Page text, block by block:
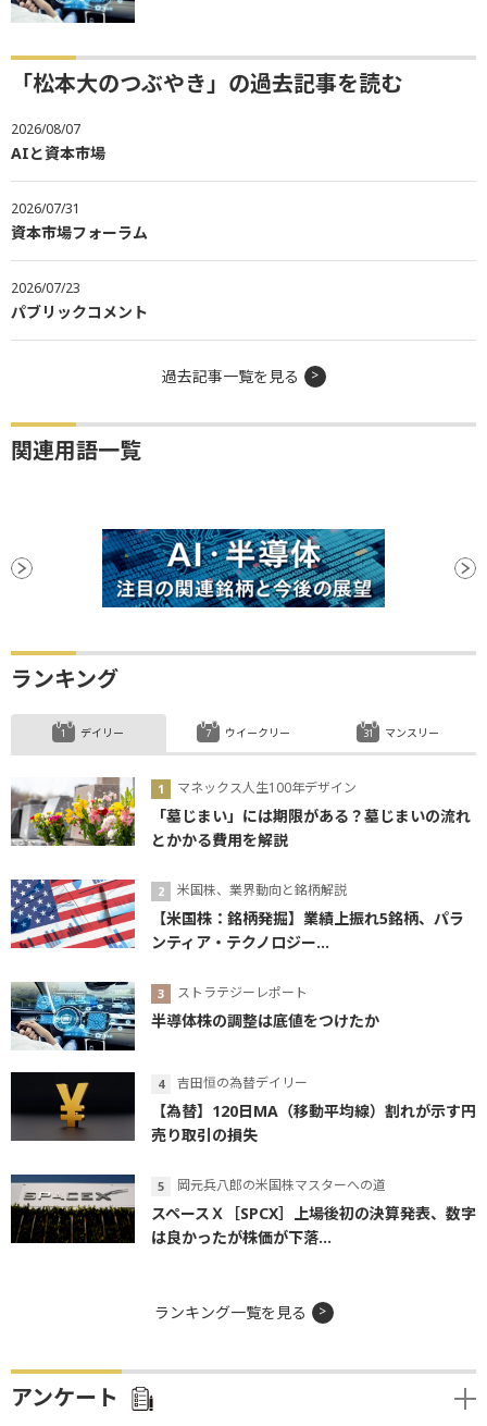
「松本大のつぶやき」の過去記事を読む
2026/08/07
AIと資本市場
2026/07/31
資本市場フォーラム
2026/07/23
パブリックコメント
過去記事一覧を見る
関連用語一覧
ランキング
デイリー
マネックス人生100年デザイン
「墓じまい」には期限がある？墓じまいの流れ
とかかる費用を解説
米国株、業界動向と銘柄解説
【米国株：銘柄発掘】業績上振れ5銘柄、パラ
ンティア・テクノロジー...
ストラテジーレポート
半導体株の調整は底値をつけたか
吉田恒の為替デイリー
【為替】120日MA（移動平均線）割れが示す円
売り取引の損失
岡元兵八郎の米国株マスターへの道
スペースＸ［SPCX］上場後初の決算発表、数字
は良かったが株価が下落...
ウイークリー マンスリー
ランキング一覧を見る
アンケート